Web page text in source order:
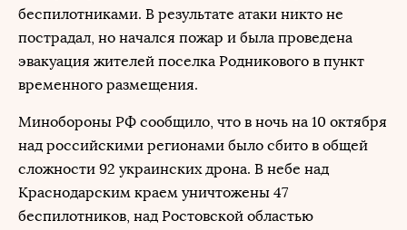
беспилотниками. В результате атаки никто не
пострадал, но начался пожар и была проведена
эвакуация жителей поселка Родникового в пункт
временного размещения.
Минобороны РФ сообщило, что в ночь на 10 октября
над российскими регионами было сбито в общей
сложности 92 украинских дрона. В небе над
Краснодарским краем уничтожены 47
беспилотников, над Ростовской областью